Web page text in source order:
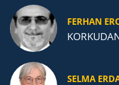
FERHAN
SELMA